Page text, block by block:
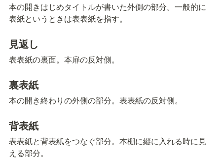
本の開きはじめタイトルが書いた外側の部分。一般的に
表紙というときは表表紙を指す。
見返し
表表紙の裏面。本扉の反対側。
裏表紙
本の開き終わりの外側の部分。表表紙の反対側。
背表紙
表表紙と背表紙をつなぐ部分。本棚に縦に入れる時に見
える部分。